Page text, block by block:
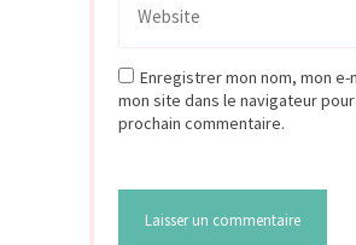
Enregistrer mon nom, mon e-
mon site dans le navigateur
prochain commentaire.